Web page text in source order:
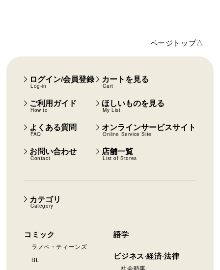
ページトップ△
カテゴリ
Category
コミック
ラノベ・ティーンズ
BL
語学
ビジネス·経済·法律
社会時事
ログイン/会員登録
Log-in
カートを見る
Cart
ご利用ガイド
How to
ほしいものを見る
My List
よくある質問
FAQ
オンラインサービスサイト
Online Service Site
お問い合わせ
Contact
店舗一覧
List of Stores